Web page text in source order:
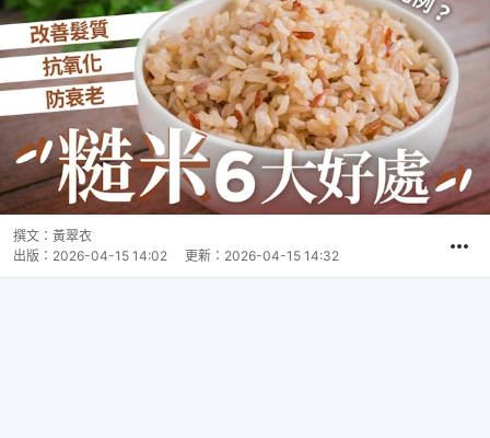
撰文： 黃翠衣
出版： 2026-04-15 14:02 更新： 2026-04-15 14:32